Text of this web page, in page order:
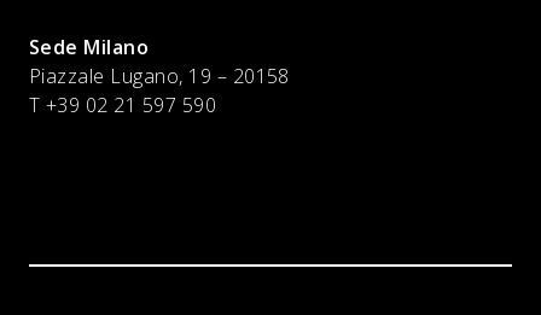
Sede Milano
Piazzale Lugano, 19 – 20158
T +39 02 21 597 590